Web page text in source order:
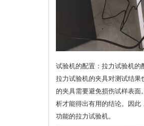
试验机的配置：拉力试验机的
拉力试验机的夹具对测试结
的夹具需要避免损伤试样表
析才能得出有用的结论。因
功能的拉力试验机。